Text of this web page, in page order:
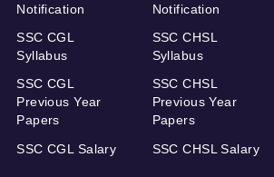
Notification
SSC CGL
Syllabus
SSC CGL
Previous Year
Papers
SSC CGL Salary
Notification
SSC CHSL
Syllabus
SSC CHSL
Previous Year
Papers
SSC CHSL Salary